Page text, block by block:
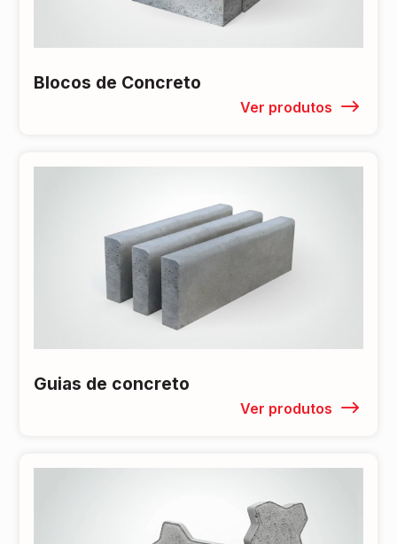
Blocos de Concreto
Ver produtos
Guias de concreto
Ver produtos